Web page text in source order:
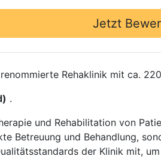
Jetzt
Rehaklinik mit ca.
.
und Rehabilitation von
Betreuung und Behandlung,
der Klinik mit,